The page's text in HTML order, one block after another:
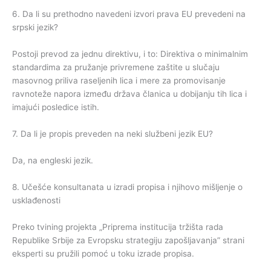
6. Da li su prethodno navedeni izvori prava EU prevedeni na
srpski jezik?
Postoji prevod za jednu direktivu, i to: Direktiva o minimalnim
standardima za pružanje privremene zaštite u slučaju
masovnog priliva raseljenih lica i mere za promovisanje
ravnoteže napora između država članica u dobijanju tih lica i
imajući posledice istih.
7. Da li je propis preveden na neki službeni jezik EU?
Da, na engleski jezik.
8. Učešće konsultanata u izradi propisa i njihovo mišljenje o
usklađenosti
Preko tvining projekta „Priprema institucija tržišta rada
Republike Srbije za Evropsku strategiju zapošljavanja” strani
eksperti su pružili pomoć u toku izrade propisa.